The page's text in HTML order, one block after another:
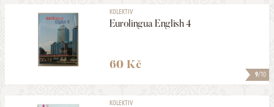
9/10
KOLEKTIV
Eurolingua English 4
60 Kč
KOLEKTIV